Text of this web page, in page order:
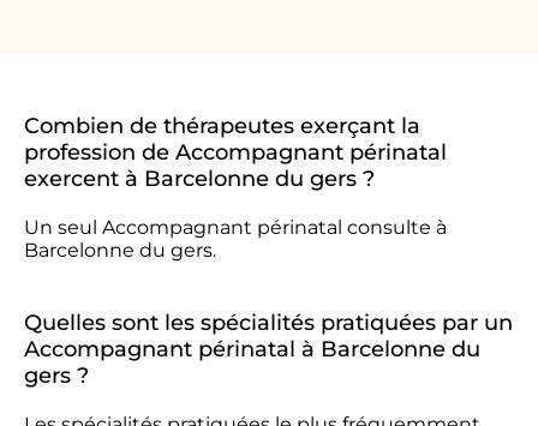
Combien de thérapeutes exerçant la
profession de Accompagnant périnatal
exercent à Barcelonne du gers ?
Un seul Accompagnant périnatal consulte à
Barcelonne du gers.
Quelles sont les spécialités pratiquées par un
Accompagnant périnatal à Barcelonne du
gers ?